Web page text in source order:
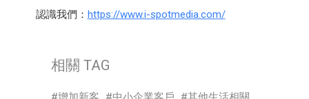
認識我們： https://www.i-spotmedia.com/
相關 TAG